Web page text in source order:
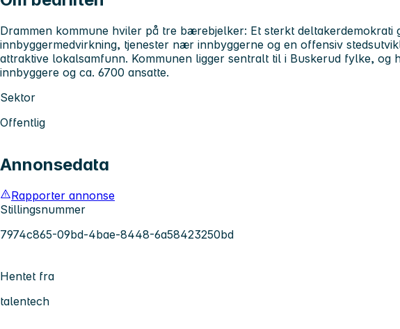
Drammen kommune hviler på tre bærebjelker: Et sterkt deltakerdemokrati
innbyggermedvirkning, tjenester nær innbyggerne og en offensiv
attraktive lokalsamfunn. Kommunen ligger sentralt til i Buskerud fylke, og
innbyggere og ca. 6700 ansatte.
Sektor
Offentlig
Annonsedata
Rapporter annonse
Stillingsnummer
7974c865-09bd-4bae-8448-6a58423250bd
Hentet fra
talentech